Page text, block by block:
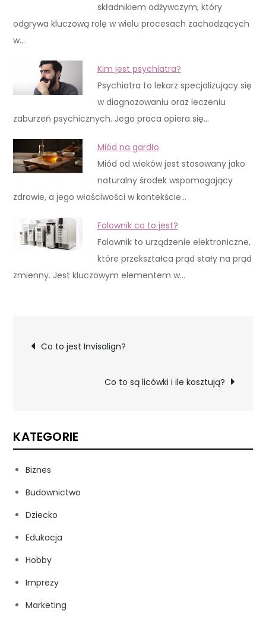
składnikiem odżywczym, który
odgrywa kluczową rolę w wielu procesach zachodzących
w…
Kim jest psychiatra?
Psychiatra to lekarz specjalizujący się
w diagnozowaniu oraz leczeniu
zaburzeń psychicznych. Jego praca opiera się…
Miód na gardło
Miód od wieków jest stosowany jako
naturalny środek wspomagający
zdrowie, a jego właściwości w kontekście…
Falownik co to jest?
Falownik to urządzenie elektroniczne,
które przekształca prąd stały na prąd
zmienny. Jest kluczowym elementem w…
Nawigacja
Co to jest Invisalign?
Co to są licówki i ile kosztują?
KATEGORIE
Biznes
Budownictwo
Dziecko
Edukacja
Hobby
Imprezy
Marketing